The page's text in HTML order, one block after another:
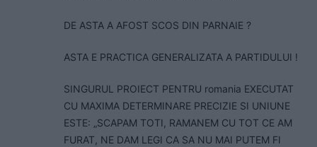
DE ASTA A AFOST SCOS DIN PARNAIE ?
ASTA E PRACTICA GENERALIZATA A PARTIDULUI !
SINGURUL PROIECT PENTRU romania EXECUTAT
CU MAXIMA DETERMINARE PRECIZIE SI UNIUNE
ESTE: „SCAPAM TOTI, RAMANEM CU TOT CE AM
FURAT, NE DAM LEGI CA SA NU MAI PUTEM FI